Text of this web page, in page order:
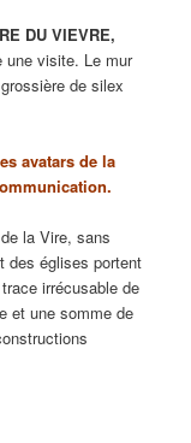
DU VIEVRE,
une visite. Le mur
de silex
avatars de la
la Vire, sans
des églises portent
irrécusable de
et une somme de